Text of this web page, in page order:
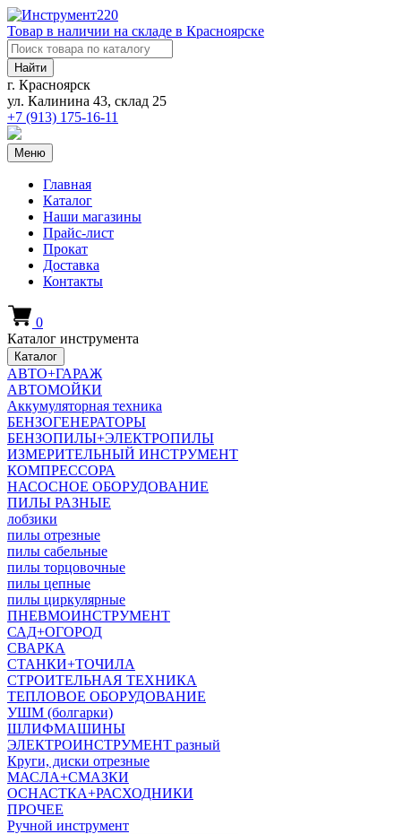
Товар в наличии на складе в Красноярске
Найти
г. Красноярск
ул. Калинина 43, склад 25
+7 (913) 175-16-11
Меню
Главная
Каталог
Наши магазины
Прайс-лист
Прокат
Доставка
Контакты
0
Каталог инструмента
Каталог
АВТО+ГАРАЖ
АВТОМОЙКИ
Аккумуляторная техника
БЕНЗОГЕНЕРАТОРЫ
БЕНЗОПИЛЫ+ЭЛЕКТРОПИЛЫ
ИЗМЕРИТЕЛЬНЫЙ ИНСТРУМЕНТ
КОМПРЕССОРА
НАСОСНОЕ ОБОРУДОВАНИЕ
ПИЛЫ РАЗНЫЕ
лобзики
пилы отрезные
пилы сабельные
пилы торцовочные
пилы цепные
пилы циркулярные
ПНЕВМОИНСТРУМЕНТ
САД+ОГОРОД
СВАРКА
СТАНКИ+ТОЧИЛА
СТРОИТЕЛЬНАЯ ТЕХНИКА
ТЕПЛОВОЕ ОБОРУДОВАНИЕ
УШМ (болгарки)
ШЛИФМАШИНЫ
ЭЛЕКТРОИНСТРУМЕНТ разный
Круги, диски отрезные
МАСЛА+СМАЗКИ
ОСНАСТКА+РАСХОДНИКИ
ПРОЧЕЕ
Ручной инструмент